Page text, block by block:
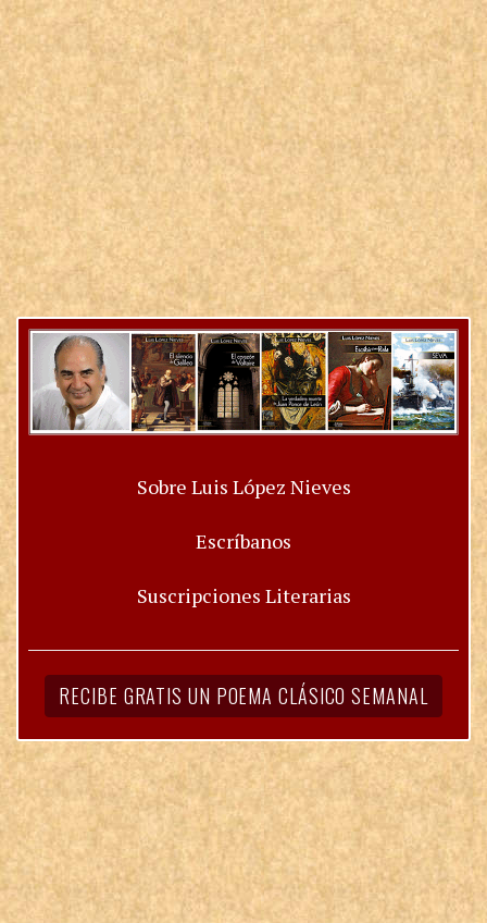
Sobre Luis López Nieves
Escríbanos
Suscripciones Literarias
RECIBE GRATIS UN POEMA CLÁSICO SEMANAL